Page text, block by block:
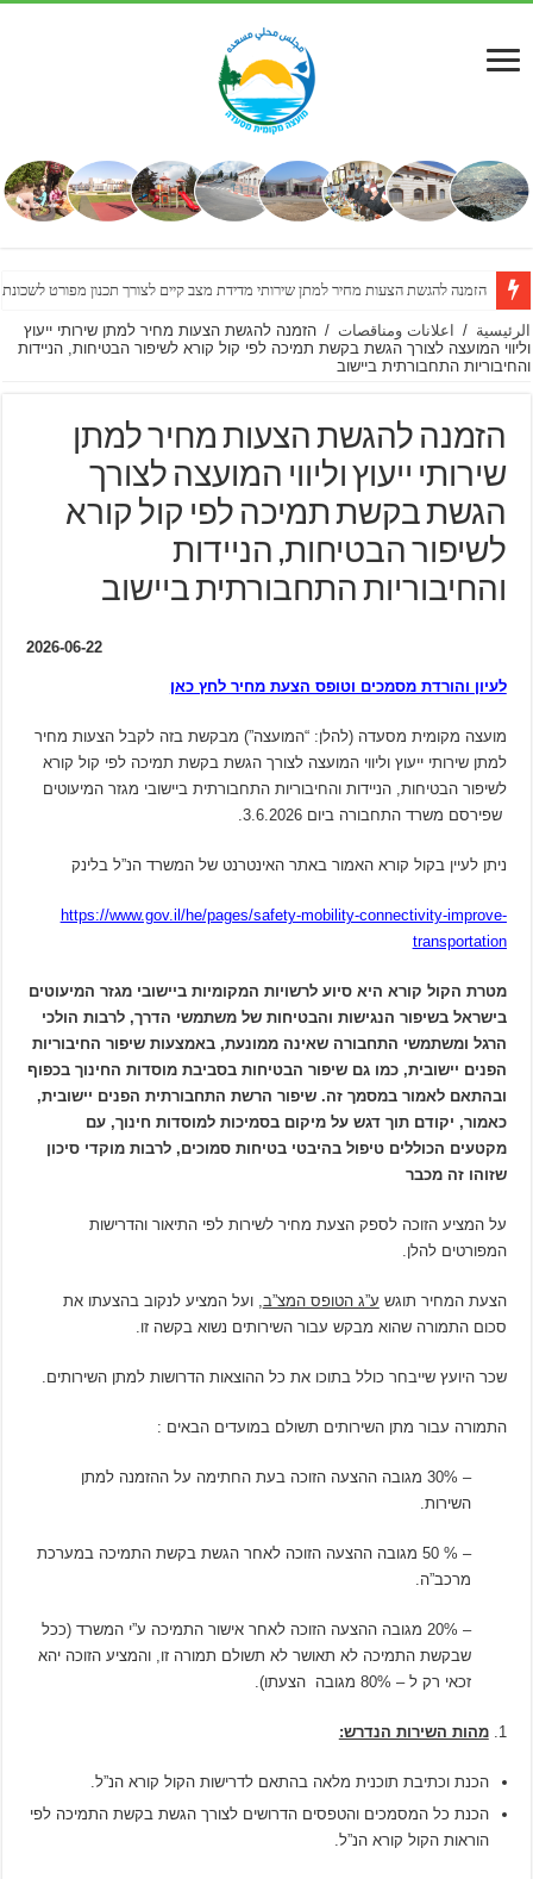
הזמנה להגשת הצעות מחיר למתן שירותי מדידת מצב קיים לצורך תכנון מפורט
מכרז פומבי מס’ 17/2026 – הצעות לביצוע עבודות שיפוץ מבנה מתנ”ס ואולם תרבות
الرئيسية / اعلانات ومناقصات / הזמנה להגשת הצעות מחיר למתן שירותי ייעוץ
וליווי המועצה לצורך הגשת בקשת תמיכה לפי קול קורא לשיפור הבטיחות, הניידות
והחיבוריות התחבורתית ביישוב
הזמנה להגשת הצעות מחיר למתן
שירותי ייעוץ וליווי המועצה לצורך
הגשת בקשת תמיכה לפי קול קורא
לשיפור הבטיחות, הניידות
והחיבוריות התחבורתית ביישוב
2026-06-22
לעיון והורדת מסמכים וטופס הצעת מחיר לחץ כאן
מועצה מקומית מסעדה (להלן: “המועצה”) מבקשת בזה לקבל הצעות מחיר
למתן שירותי ייעוץ וליווי המועצה לצורך הגשת בקשת תמיכה לפי קול קורא
לשיפור הבטיחות, הניידות והחיבוריות התחבורתית ביישובי מגזר המיעוטים
שפירסם משרד התחבורה ביום 3.6.2026.
ניתן לעיין בקול קורא האמור באתר האינטרנט של המשרד הנ”ל בלינק
https://www.gov.il/he/pages/safety-mobility-connectivity-improve-
transportation
מטרת הקול קורא היא סיוע לרשויות המקומיות ביישובי מגזר המיעוטים
בישראל בשיפור הנגישות והבטיחות של משתמשי הדרך, לרבות הולכי
הרגל ומשתמשי התחבורה שאינה ממונעת, באמצעות שיפור החיבוריות
הפנים יישובית, כמו גם שיפור הבטיחות בסביבת מוסדות החינוך בכפוף
ובהתאם לאמור במסמך זה. שיפור הרשת התחבורתית הפנים יישובית,
כאמור, יקודם תוך דגש על מיקום בסמיכות למוסדות חינוך, עם
מקטעים הכוללים טיפול בהיבטי בטיחות סמוכים, לרבות מוקדי סיכון
שזוהו זה מכבר
על המציע הזוכה לספק הצעת מחיר לשירות לפי התיאור והדרישות
המפורטים להלן.
הצעת המחיר תוגש ע”ג הטופס המצ”ב , ועל המציע לנקוב בהצעתו את
סכום התמורה שהוא מבקש עבור השירותים נשוא בקשה זו.
שכר היועץ שייבחר כולל בתוכו את כל ההוצאות הדרושות למתן השירותים.
התמורה עבור מתן השירותים תשולם במועדים הבאים :
– 30% מגובה ההצעה הזוכה בעת החתימה על ההזמנה למתן
השירות.
– % 50 מגובה ההצעה הזוכה לאחר הגשת בקשת התמיכה במערכת
מרכב”ה.
– 20% מגובה ההצעה הזוכה לאחר אישור התמיכה ע”י המשרד (ככל
שבקשת התמיכה לא תאושר לא תשולם תמורה זו, והמציע הזוכה יהא
זכאי רק ל – 80% מגובה הצעתו).
מהות השירות הנדרש:
הכנת וכתיבת תוכנית מלאה בהתאם לדרישות הקול קורא הנ”ל.
הכנת כל המסמכים והטפסים הדרושים לצורך הגשת בקשת התמיכה לפי
הוראות הקול קורא הנ”ל.